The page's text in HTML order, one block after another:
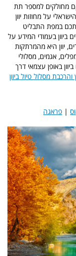
מחולקים למספר תת
על מחוזות יוון
במפת התבליט
ביוון בעמודי המידע על
יוון היא מהמרתקות
אגמים, מסלולי
באופן עצמאי דרך
והרכבת מסלול טיול ביוון
| פראגה